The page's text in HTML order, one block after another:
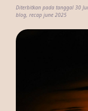
Diterbitkan pada tanggal 30
blog, recap june 2025